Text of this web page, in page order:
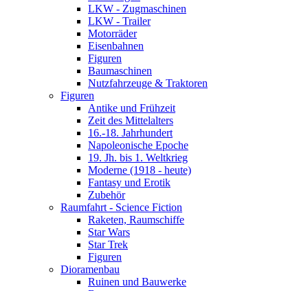
LKW - Zugmaschinen
LKW - Trailer
Motorräder
Eisenbahnen
Figuren
Baumaschinen
Nutzfahrzeuge & Traktoren
Figuren
Antike und Frühzeit
Zeit des Mittelalters
16.-18. Jahrhundert
Napoleonische Epoche
19. Jh. bis 1. Weltkrieg
Moderne (1918 - heute)
Fantasy und Erotik
Zubehör
Raumfahrt - Science Fiction
Raketen, Raumschiffe
Star Wars
Star Trek
Figuren
Dioramenbau
Ruinen und Bauwerke